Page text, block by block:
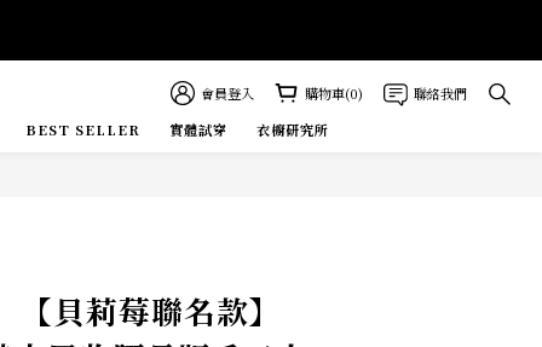
會員登入 購物車(0)
聯絡我們
BEST SELLER
實體試穿 衣櫥研究所
貝莉莓聯名款】